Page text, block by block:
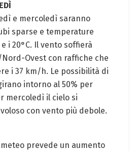
e mercoledì saranno
sparse e temperature
i 20°C. Il vento soffierà
Ovest con raffiche che
i 37 km/h. Le possibilità di
intorno al 50% per
mercoledì il cielo si
con vento più debole.
prevede un aumento